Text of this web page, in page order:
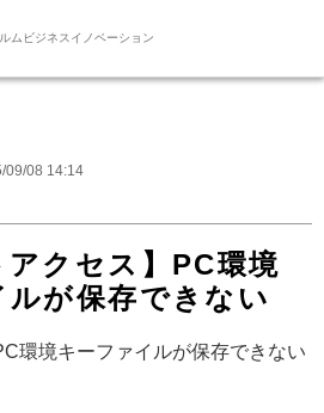
ムビジネスイノベーション
09/08 14:14
アクセス】PC環境
ルが保存できない
環境キーファイルが保存できない